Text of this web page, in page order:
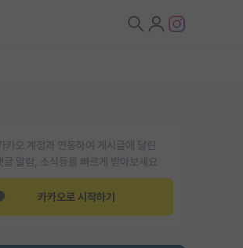
카오 계정과 연동하여 게시글에 달린
글 알람, 소식등을 빠르게 받아보세요
카카오로 시작하기